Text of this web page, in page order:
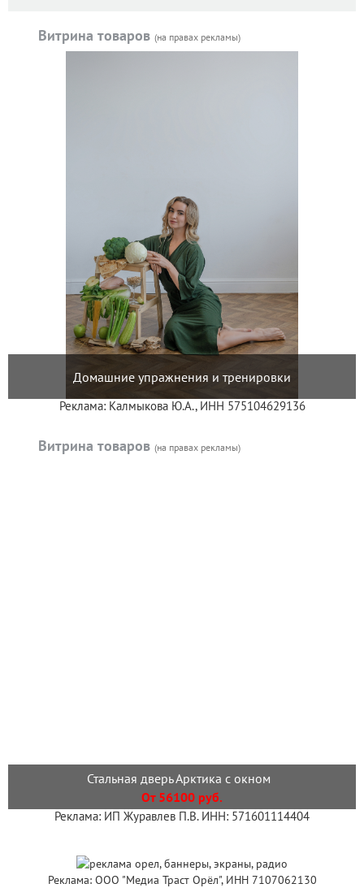
Витрина товаров (на правах рекламы)
Домашние упражнения и тренировки
Реклама: Калмыкова Ю.А., ИНН 575104629136
Витрина товаров (на правах рекламы)
Стальная дверь Арктика с окном
От 56100 руб.
Реклама: ИП Журавлев П.В. ИНН: 571601114404
Реклама: ООО "Медиа Траст Орёл", ИНН 7107062130